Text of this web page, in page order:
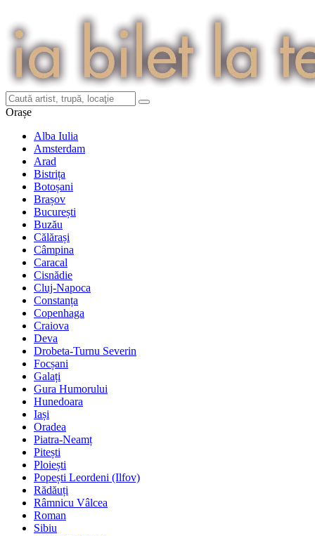
Orașe
Alba Iulia
Amsterdam
Arad
Bistrița
Botoșani
Brașov
București
Buzău
Călărași
Câmpina
Caracal
Cisnădie
Cluj-Napoca
Constanța
Copenhaga
Craiova
Deva
Drobeta-Turnu Severin
Focșani
Galați
Gura Humorului
Hunedoara
Iași
Oradea
Piatra-Neamț
Pitești
Ploiești
Popești Leordeni (Ilfov)
Rădăuți
Râmnicu Vâlcea
Roman
Sibiu